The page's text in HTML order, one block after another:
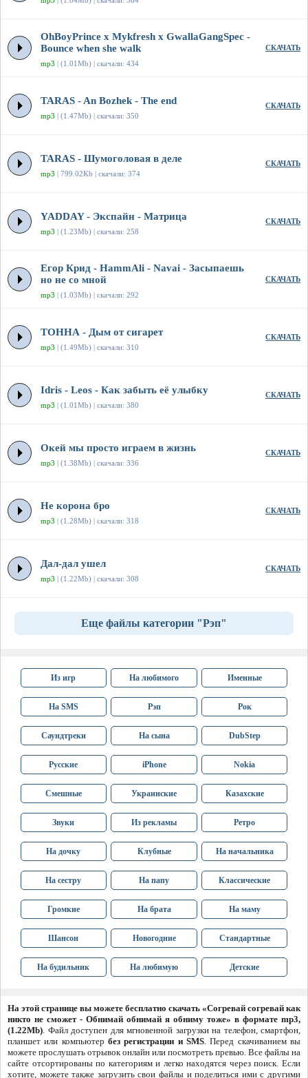
OhBoyPrince x Mykfresh x GwallaGangSpec -
Bounce when she walk
mp3 | (1.01Mb) | скачали: 434
СКАЧАТЬ
TARAS - An Bozhek - The end
mp3 | (1.47Mb) | скачали: 350
СКАЧАТЬ
TARAS - Шумоголовая в деле
mp3 | 799.02Kb | скачали: 374
СКАЧАТЬ
YADDAY - Экспайн - Матрица
mp3 | (1.23Mb) | скачали: 258
СКАЧАТЬ
Егор Крид - HammAli - Navai - Засыпаешь
но не со мной
mp3 | (1.03Mb) | скачали: 292
СКАЧАТЬ
ТОННА - Дым от сигарет
mp3 | (1.49Mb) | скачали: 310
СКАЧАТЬ
Idris - Leos - Как забыть её улыбку
mp3 | (1.01Mb) | скачали: 380
СКАЧАТЬ
Окей мы просто играем в жизнь
mp3 | (1.38Mb) | скачали: 336
СКАЧАТЬ
Не корона бро
mp3 | (1.28Mb) | скачали: 318
СКАЧАТЬ
Дал-дал ушел
mp3 | (1.22Mb) | скачали: 308
СКАЧАТЬ
Еще файлы категории "Рэп"
Из игр На любимого Именные
На SMS Рэп Рок
Саундтреки На сына DubStep
Русские iPhone Nokia
Смешные Украинские Казахские
Звуки Из рекламы Ретро
На дочку Клубные На начальника
На сестру На папу Классические
Громкие На брата На маму
Шансон Новогодние Стандартные
На будильник На любимую Детские
На этой странице вы можете бесплатно скачать «Согревай согревай как
никто не сможет - Обнимай обнимай я обниму тоже» в формате mp3,
(1.22Mb). Файл доступен для мгновенной загрузки на телефон, смартфон,
планшет или компьютер без регистрации и SMS. Перед скачиванием вы
можете прослушать отрывок онлайн или посмотреть превью. Все файлы на
сайте отсортированы по категориям и легко находятся через поиск. Если
хотите, можете также загрузить свои файлы и поделиться ими с другими